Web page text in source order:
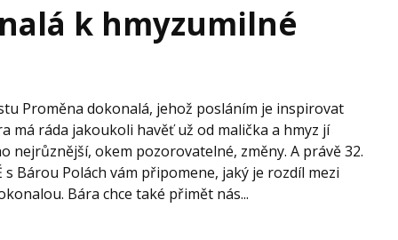
k hmyzumilné
Proměna dokonalá, jehož posláním je inspirovat
má ráda jakoukoli havěť už od malička a hmyz jí
nejrůznější, okem pozorovatelné, změny. A právě 32.
s Bárou Polách vám připomene, jaký je rozdíl mezi
Bára chce také přimět nás...